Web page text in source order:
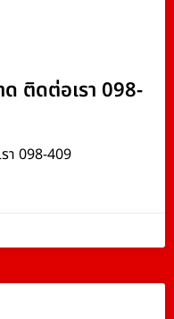
ด ติดต่อเรา 098-
า 098-409